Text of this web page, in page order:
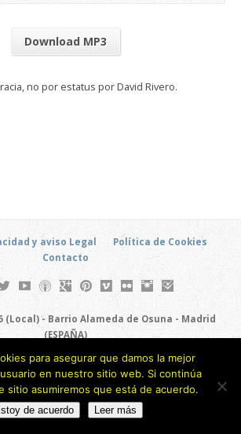
Download MP3
no por estatus por David Rivero.
y aviso Legal
Política de Cookies
Contacto
(Local) - Barrio Alameda de Osuna - Madrid
(ESPAÑA)
Copyright © 2026
para asegurar que damos la mejor
en nuestro sitio web. Si continúa
sitio asumiremos que está de acuerdo.
de acuerdo Leer más